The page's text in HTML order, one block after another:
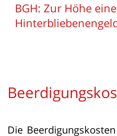
BGH: Zur Höhe
1. Die
Die